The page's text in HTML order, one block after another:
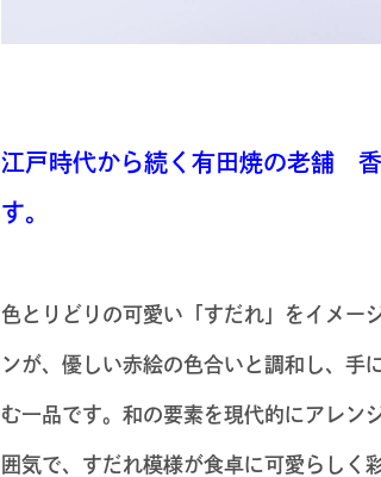
江戸時代から続く有田焼の老舗
す。
色とりどりの可愛い「すだれ」をイメー
ンが、優しい赤絵の色合いと調和し、手
む一品です。和の要素を現代的にアレン
囲気で、すだれ模様が食卓に可愛らし